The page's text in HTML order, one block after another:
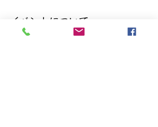
イベントについて